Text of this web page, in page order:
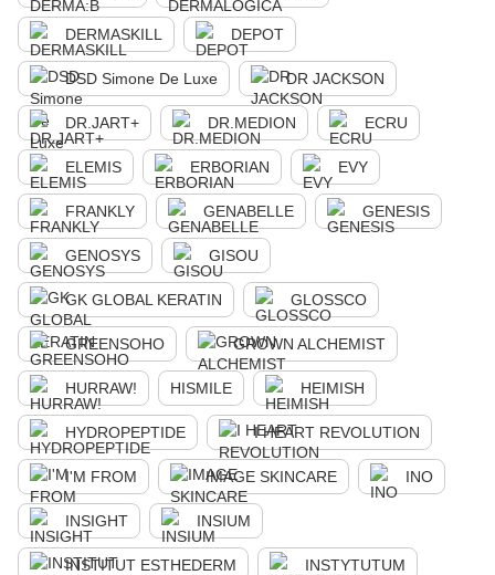
DERMASKILL DEPOT
DSD Simone De Luxe DR JACKSON
DR.JART+ DR.MEDION ECRU
ELEMIS ERBORIAN EVY
FRANKLY GENABELLE GENESIS
GENOSYS GISOU
GK GLOBAL KERATIN GLOSSCO
GREENSOHO GROWN ALCHEMIST
HURRAW! HISMILE HEIMISH
HYDROPEPTIDE I HEART REVOLUTION
I'M FROM IMAGE SKINCARE INO
INSIGHT INSIUM
INSTITUT ESTHEDERM INSTYTUTUM